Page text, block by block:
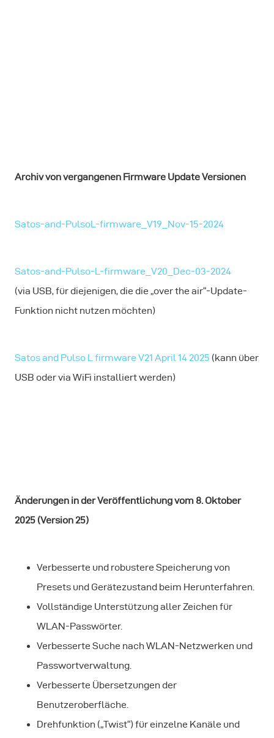
Archiv von vergangenen Firmware Update Versionen
Satos-and-PulsoL-firmware_V19_Nov-15-2024
Satos-and-Pulso-L-firmware_V20_Dec-03-2024
(via USB, für diejenigen, die die „over the air“-Update-
Funktion nicht nutzen möchten)
Satos and Pulso L firmware V21 April 14 2025 (kann über
USB oder via WiFi installiert werden)
Änderungen in der Veröffentlichung vom 8. Oktober
2025 (Version 25)
Verbesserte und robustere Speicherung von
Presets und Gerätezustand beim Herunterfahren.
Vollständige Unterstützung aller Zeichen für
WLAN-Passwörter.
Verbesserte Suche nach WLAN-Netzwerken und
Passwortverwaltung.
Verbesserte Übersetzungen der
Benutzeroberfläche.
Drehfunktion („Twist“) für einzelne Kanäle und